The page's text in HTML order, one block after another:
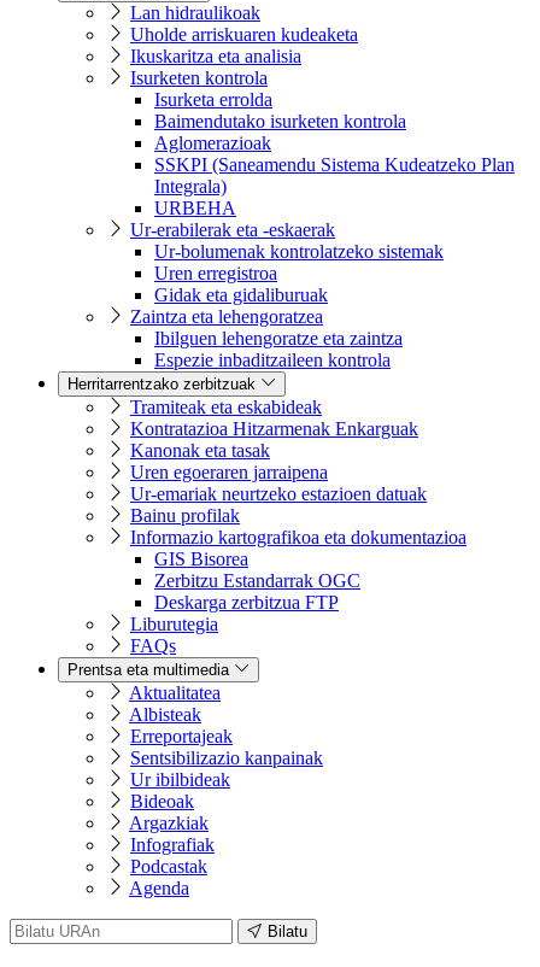
Lan hidraulikoak
Uholde arriskuaren kudeaketa
Ikuskaritza eta analisia
Isurketen kontrola
Isurketa errolda
Baimendutako isurketen kontrola
Aglomerazioak
SSKPI (Saneamendu Sistema Kudeatzeko Plan
Integrala)
URBEHA
Ur-erabilerak eta -eskaerak
Ur-bolumenak kontrolatzeko sistemak
Uren erregistroa
Gidak eta gidaliburuak
Zaintza eta lehengoratzea
Ibilguen lehengoratze eta zaintza
Espezie inbaditzaileen kontrola
Herritarrentzako zerbitzuak
Tramiteak eta eskabideak
Kontratazioa Hitzarmenak Enkarguak
Kanonak eta tasak
Uren egoeraren jarraipena
Ur-emariak neurtzeko estazioen datuak
Bainu profilak
Informazio kartografikoa eta dokumentazioa
GIS Bisorea
Zerbitzu Estandarrak OGC
Deskarga zerbitzua FTP
Liburutegia
FAQs
Prentsa eta multimedia
Aktualitatea
Albisteak
Erreportajeak
Sentsibilizazio kanpainak
Ur ibilbideak
Bideoak
Argazkiak
Infografiak
Podcastak
Agenda
Bilatu